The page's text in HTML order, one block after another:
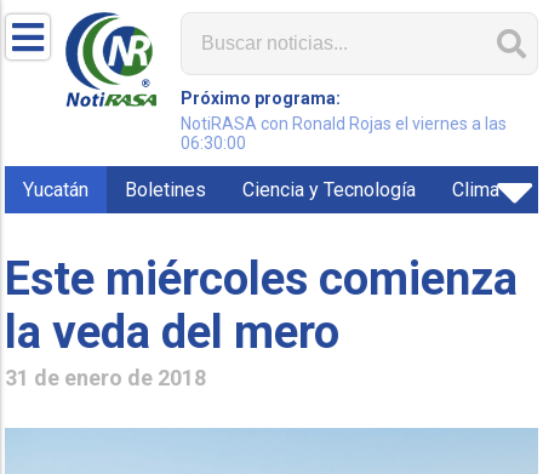
Próximo programa:
NotiRASA con Ronald Rojas el viernes a las
06:30:00
Yucatán Boletines Ciencia y Tecnología Clima
Este miércoles comienza
la veda del mero
31 de enero de 2018